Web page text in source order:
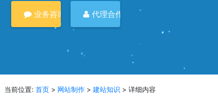
业务咨询 代理合作
当前位置: 首页> 网站制作> 建站知识 > 详细内容